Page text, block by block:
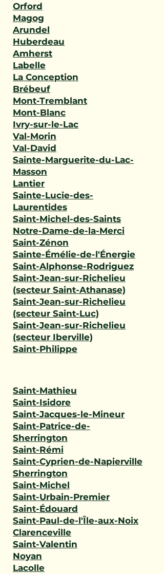
Orford
Magog
Arundel
Huberdeau
Amherst
Labelle
La Conception
Brébeuf
Mont-Tremblant
Mont-Blanc
Ivry-sur-le-Lac
Val-Morin
Val-David
Sainte-Marguerite-du-Lac-
Masson
Lantier
Sainte-Lucie-des-
Laurentides
Saint-Michel-des-Saints
Notre-Dame-de-la-Merci
Saint-Zénon
Sainte-Émélie-de-l'Énergie
Saint-Alphonse-Rodriguez
Saint-Jean-sur-Richelieu
(secteur Saint-Athanase)
Saint-Jean-sur-Richelieu
(secteur Saint-Luc)
Saint-Jean-sur-Richelieu
(secteur Iberville)
Saint-Philippe
Saint-Mathieu
Saint-Isidore
Saint-Jacques-le-Mineur
Saint-Patrice-de-
Sherrington
Saint-Rémi
Saint-Cyprien-de-Napierville
Sherrington
Saint-Michel
Saint-Urbain-Premier
Saint-Édouard
Saint-Paul-de-l'Île-aux-Noix
Clarenceville
Saint-Valentin
Noyan
Lacolle